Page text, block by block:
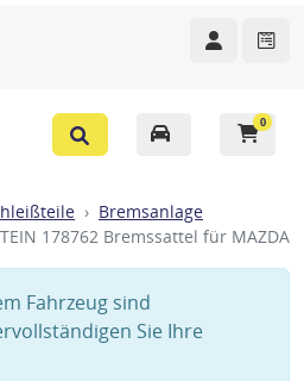
0
Bremsanlage
178762 Bremssattel für MAZDA
Fahrzeug sind
Sie Ihre